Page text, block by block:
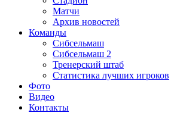
Матчи
Архив новостей
Команды
Сибсельмаш
Сибсельмаш 2
Тренерский штаб
Статистика лучших игроков
Фото
Видео
Контакты